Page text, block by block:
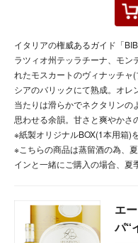
イタリアの権威あるガイド「
ラツィオ州テッラチーナ、モン
れたモスカートのヴィナッチャ
シアのバリックにて熟成。オレ
当たりは滑らかでネクタリンの
思わせる余韻。甘さと爽やかさ
※紙製オリジナルBOX(1本用箱)
※こちらの商品は蒸留酒の為、
インと一緒にご購入の場合、夏
エ
パ“